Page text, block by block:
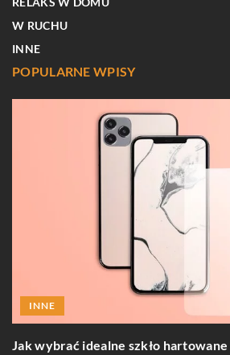
W RUCHU
INNE
POPULARNE WPISY
INNE
Jak wybrać idealne szkło